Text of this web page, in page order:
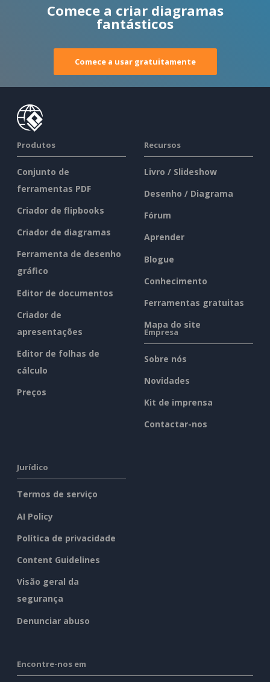
Comece a criar diagramas
fantásticos
Comece a usar gratuitamente
Produtos
Conjunto de
ferramentas PDF
Criador de flipbooks
Criador de diagramas
Ferramenta de desenho
gráfico
Editor de documentos
Criador de
apresentações
Editor de folhas de
cálculo
Preços
Recursos
Livro / Slideshow
Desenho / Diagrama
Fórum
Aprender
Blogue
Conhecimento
Ferramentas gratuitas
Mapa do site
Empresa
Sobre nós
Novidades
Kit de imprensa
Contactar-nos
Jurídico
Termos de serviço
AI Policy
Política de privacidade
Content Guidelines
Visão geral da
segurança
Denunciar abuso
Encontre-nos em